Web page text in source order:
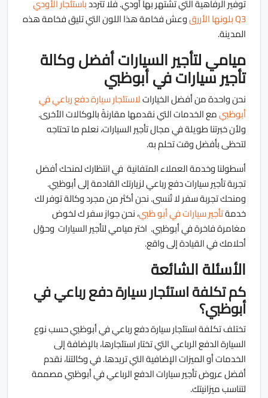
توفير الرفاهية التي تشتهر بها أودي. فلا تترددباستئجار الأودي
Q3 بلونها الأررق
وعش فخامة هذا اللون التي تليق فخامة هذه
المدينة.
ميامي لتأجير السيارات أفضل وكالة
تأجير سيارات في أبوظبي
نحن واحدة من أفضل الخياراتلاستئجار سيارة دفع رباعي في
أبوظبيمع الخدمات التي نقدمها مقارنةً بالوكالات الأخرى.
ولأن خبرتنا طويلة في مجال تأجير السيارات، نعلم ما تحتاجه
لتحظى بأفضل وقت تحلم به.
أسطولنا وخدمة العملاء المتفانية في انتظارك لمنحك أفضل
تجربة تأجير سيارات دفع رباعي لزيارتك القادمة إلى أبوظبي.
ومنحك تجربة سفر لا تُنسى. نحن أكثر من مجرد وكالة توفر لك
خدمةتأجير سيارات في أبو ظبي، نحن جواز سفر ك لخوض
مغامرة فاخرة في أبوظبي. اختر ميامي لتأجير السيارات وحوّل
أحلامك في القيادة إلى واقع.
الأسئلة الشائعة
كم تكلفة استئجار سيارة دفع رباعي في
أبوظبي؟
تختلف تكلفة استئجار سيارة دفع رباعي في أبوظبي حسب نوع
السيارة الدفع الرباعي التي تختار استئجارها، بالإضافة إلى
الخدمات أو الميزات الإضافية التي تريدها. في وكالتنا، نقدم
أفضل عروض تأجير سيارات الدفع الرباعي في أبوظبي مصممة
لتناسب ميزانيتك.